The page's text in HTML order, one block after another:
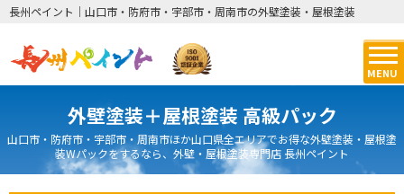
長州ペイント｜山口市・防府市・宇部市・周南市の外壁塗装・屋根塗装
MENU
外壁塗装＋屋根塗装 高級パック
山口市・防府市・宇部市・周南市ほか山口県全エリアでお得な外壁塗装・屋根塗
装Wパックをするなら、外壁・屋根塗装専門店 長州ペイント